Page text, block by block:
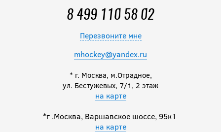
8 499 110 58 02
Перезвоните мне
mhockey@yandex.ru
* г. Москва, м.Отрадное,
ул. Бестужевых, 7/1, 2 этаж
на карте
*г .Москва, Варшавское шоссе, 95к1
на карте